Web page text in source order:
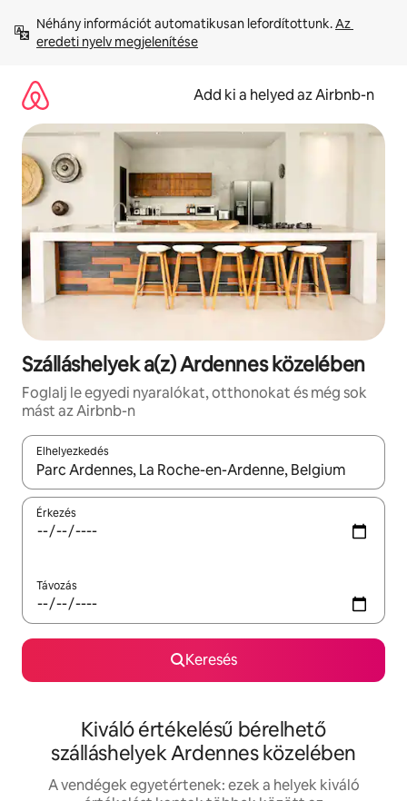
tartalomra
Néhány információt automatikusan lefordítottunk. Az
eredeti nyelv megjelenítése
Add ki a helyed az Airbnb-n
Szálláshelyek a(z) Ardennes közelében
Foglalj le egyedi nyaralókat, otthonokat és még sok
mást az Airbnb-n
Elhelyezkedés
Az eredmények között a felfelé és a lefelé nyíllal
Érkezés
Távozás
Keresés
Kiváló értékelésű bérelhető
szálláshelyek Ardennes közelében
A vendégek egyetértenek: ezek a helyek kiváló